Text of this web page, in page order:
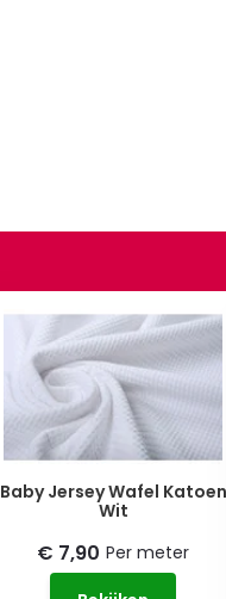
Baby Jersey Wafel Katoen
Wit
€ 7,90 Per meter